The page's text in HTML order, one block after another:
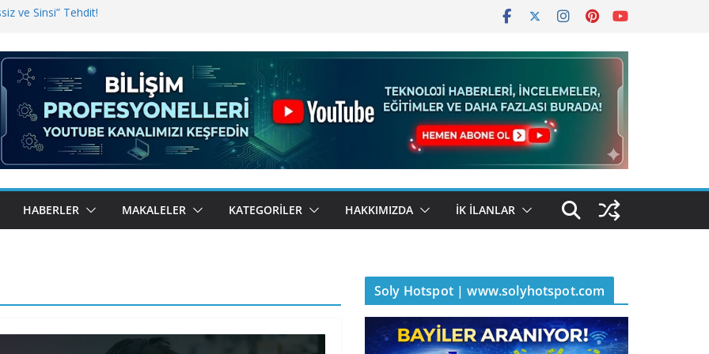
ve Sinsi” Tehdit!
Bugün BulutTahsilat’ta
Kemal Oral Tüm Sorularımızı
HABERLER MAKALELER KATEGORILER HAKKIMIZDA İK İLANLAR
Soly Hotspot | www.solyhotspot.com